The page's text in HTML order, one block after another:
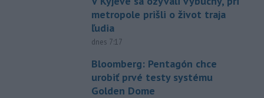
metropole prišli o život traja
ľudia
dnes 7:17
Bloomberg: Pentagón chce
urobiť prvé testy systému
Golden Dome